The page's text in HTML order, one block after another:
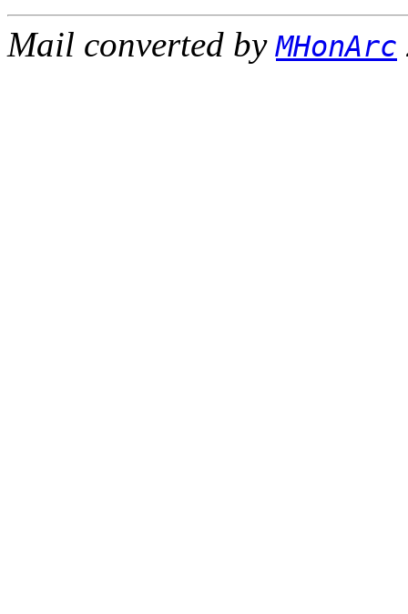
Mail converted byMHonArc